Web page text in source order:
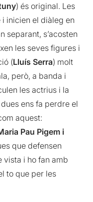
) és original. Les
inicien el diàleg en
separant, s’acosten
les seves figures i
(Lluís Serra) molt
però, a banda i
les actrius i la
ens fa perdre el
aquest:
Pau Pigem i
que defensen
vista i ho fan amb
to que per les